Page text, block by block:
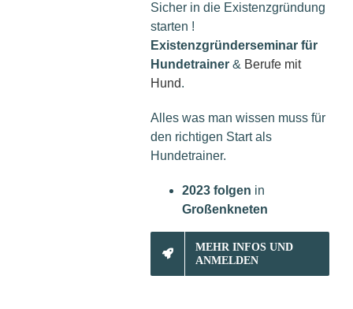
Sicher in die Existenzgründung
starten !
Existenzgründerseminar für
Hundetrainer & Berufe mit
Hund.
Alles was man wissen muss für
den richtigen Start als
Hundetrainer.
2023 folgen in
Großenkneten
MEHR INFOS UND
ANMELDEN